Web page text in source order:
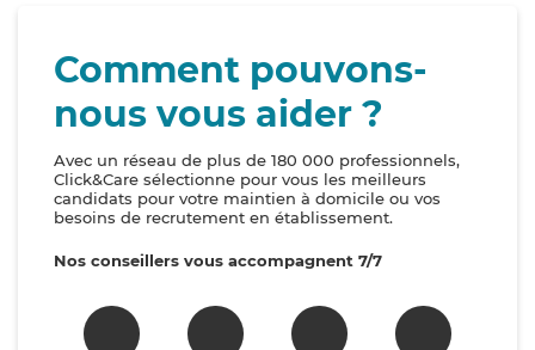
Comment pouvons-
nous vous aider ?
Avec un réseau de plus de 180 000 professionnels,
Click&Care sélectionne pour vous les meilleurs
candidats pour votre maintien à domicile ou vos
besoins de recrutement en établissement.
Nos conseillers vous accompagnent 7/7